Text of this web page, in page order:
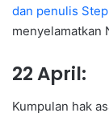
dan penulis
menyelamatkan
22 April:
Kumpulan hak